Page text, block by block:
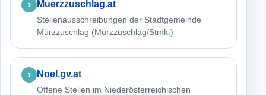
Muerzzuschlag.at
Stellenausschreibungen der Stadtgemeinde
Mürzzuschlag (Mürzzuschlag/Stmk.)
Noel.gv.at
Offene Stellen im Niederösterreichischen